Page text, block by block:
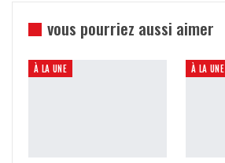
vous pourriez aussi aimer
À LA UNE À LA UNE